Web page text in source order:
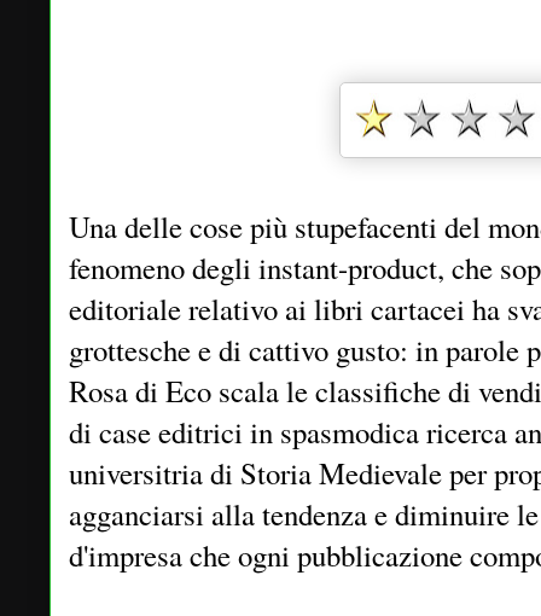
Una delle cose più stupefacenti del
fenomeno degli instant-product, che
editoriale relativo ai libri cartacei ha
grottesche e di cattivo gusto: in parole
Rosa di Eco scala le classifiche di
di case editrici in spasmodica ricerca
universitria di Storia Medievale per
agganciarsi alla tendenza e diminuire
d'impresa che ogni pubblicazione